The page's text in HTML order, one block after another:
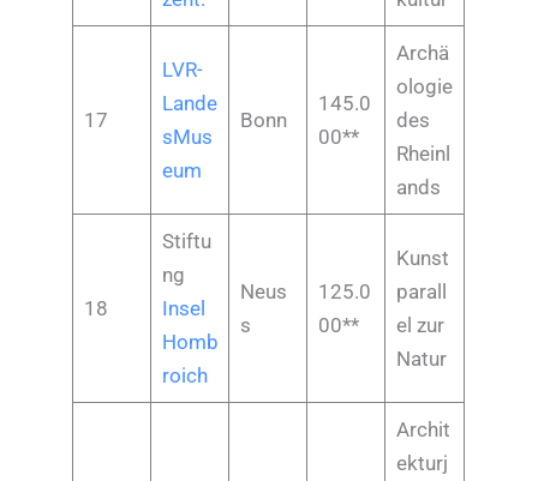
17
LVR-
Lande
sMus
eum
Bonn
145.0
00**
Archä
ologie
des
Rheinl
ands
18
Stiftu
ng
Insel
Homb
roich
Neus
s
125.0
00**
Kunst
parall
el zur
Natur
Archit
ekturj